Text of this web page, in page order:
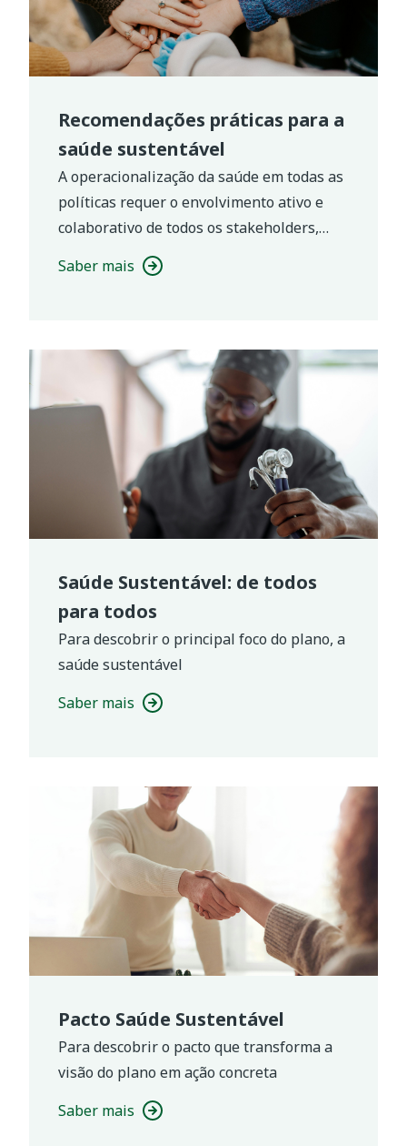
Recomendações práticas para a
saúde sustentável
A operacionalização da saúde em todas as
políticas requer o envolvimento ativo e
colaborativo de todos os stakeholders,
entre os quais autarquias, Unidades
Locais de Saúde, instituições de ensino,
Saber mais
Saúde Sustentável: de todos
para todos
Para descobrir o principal foco do plano, a
saúde sustentável
Saber mais
Pacto Saúde Sustentável
Para descobrir o pacto que transforma a
visão do plano em ação concreta
Saber mais